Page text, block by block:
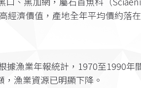
經濟價值，產地全年平均價約落
據漁業年報統計，1970至1990年
漁業資源已明顯下降。